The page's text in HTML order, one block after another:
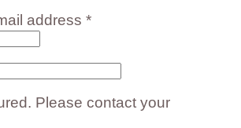
address *
Please contact your